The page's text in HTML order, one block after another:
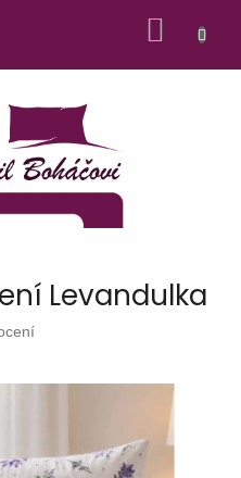
Levandulka